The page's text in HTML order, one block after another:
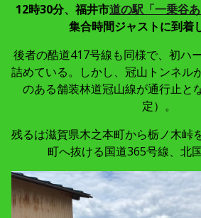
12時30分、福井市道の駅「一乗谷
集合時間ジャストに到着
後者の酷道417号線も同様で、初ハ
詰めている。しかし、冠山トンネル
のある舗装林道冠山線が通行止と
定）。
残るは滋賀県木之本町から栃ノ木峠
町へ抜ける国道365号線、北